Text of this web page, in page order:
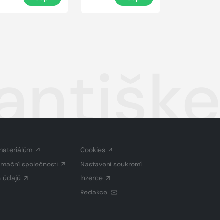
společnosti
údajů
Cookies
Nastavení soukromí
Inzerce
Redakce